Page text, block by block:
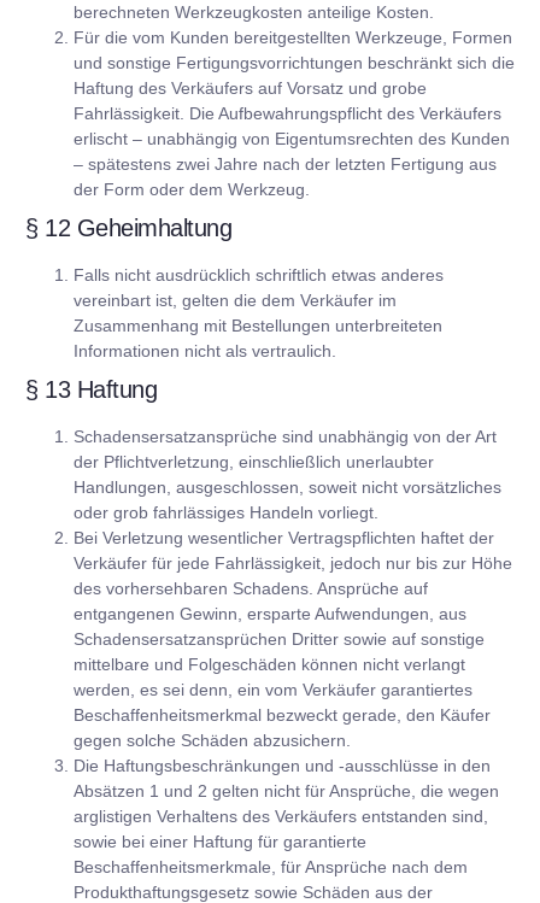
berechneten Werkzeugkosten anteilige Kosten.
Für die vom Kunden bereitgestellten Werkzeuge, Formen
und sonstige Fertigungsvorrichtungen beschränkt sich die
Haftung des Verkäufers auf Vorsatz und grobe
Fahrlässigkeit. Die Aufbewahrungspflicht des Verkäufers
erlischt – unabhängig von Eigentumsrechten des Kunden
– spätestens zwei Jahre nach der letzten Fertigung aus
der Form oder dem Werkzeug.
§ 12 Geheimhaltung
Falls nicht ausdrücklich schriftlich etwas anderes
vereinbart ist, gelten die dem Verkäufer im
Zusammenhang mit Bestellungen unterbreiteten
Informationen nicht als vertraulich.
§ 13 Haftung
Schadensersatzansprüche sind unabhängig von der Art
der Pflichtverletzung, einschließlich unerlaubter
Handlungen, ausgeschlossen, soweit nicht vorsätzliches
oder grob fahrlässiges Handeln vorliegt.
Bei Verletzung wesentlicher Vertragspflichten haftet der
Verkäufer für jede Fahrlässigkeit, jedoch nur bis zur Höhe
des vorhersehbaren Schadens. Ansprüche auf
entgangenen Gewinn, ersparte Aufwendungen, aus
Schadensersatzansprüchen Dritter sowie auf sonstige
mittelbare und Folgeschäden können nicht verlangt
werden, es sei denn, ein vom Verkäufer garantiertes
Beschaffenheitsmerkmal bezweckt gerade, den Käufer
gegen solche Schäden abzusichern.
Die Haftungsbeschränkungen und -ausschlüsse in den
Absätzen 1 und 2 gelten nicht für Ansprüche, die wegen
arglistigen Verhaltens des Verkäufers entstanden sind,
sowie bei einer Haftung für garantierte
Beschaffenheitsmerkmale, für Ansprüche nach dem
Produkthaftungsgesetz sowie Schäden aus der